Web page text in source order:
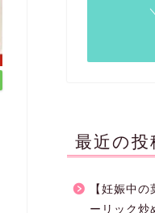
最近の投
【妊娠中
ーリック炒